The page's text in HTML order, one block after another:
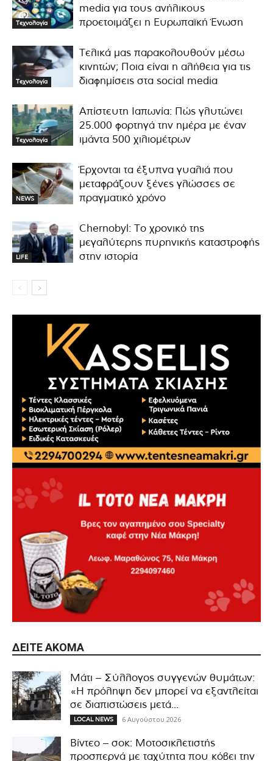
Τεχνολογία
media για τους ανήλικους
προετοιμάζει η Ευρωπαϊκή Ένωση
Τεχνολογία
Τελικά μας παρακολουθούν μέσω
κινητών; Ποια είναι η αλήθεια για τις
διαφημίσεις στα social media
Τεχνολογία
Απίστευτη Ιαπωνία: Πώς γλυτώνει
25.000 φορτηγά την ημέρα με έναν
ιμάντα 500 χιλιομέτρων
NEWS
Έρχονται τα έξυπνα γυαλιά που
μεταφράζουν ξένες γλώσσες σε
πραγματικό χρόνο
LIFE
Chernobyl: Το χρονικό της
μεγαλύτερης πυρηνικής καταστροφής
στην ιστορία
ΔΕΊΤΕ ΑΚΌΜΑ
Μάτι – Σύλλογος συγγενών θυμάτων:
«Η πρόληψη δεν μπορεί να εξαντλείται
σε διαπιστώσεις μετά...
LOCAL NEWS 6 Αυγούστου 2026
Βίντεο – σοκ: Μοτοσικλετιστής
προσπερνά με ταχύτητα που κόβει την